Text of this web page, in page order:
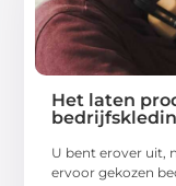
Het laten
U bent erover uit,
ervoor gekozen